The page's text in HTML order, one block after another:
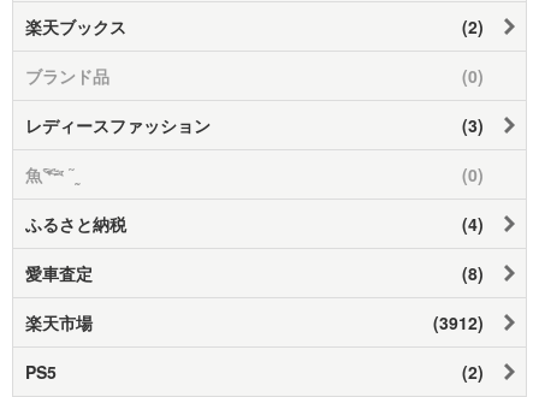
楽天ブックス (2)
ブランド品 (0)
レディースファッション (3)
魚‪𓆝 ˜˷ (0)
ふるさと納税 (4)
愛車査定 (8)
楽天市場 (3912)
PS5 (2)